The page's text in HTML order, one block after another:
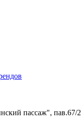
пассаж", пав.67/2